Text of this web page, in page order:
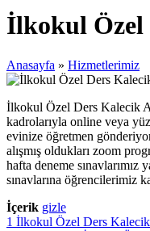
İlkokul Özel
Anasayfa » Hizmetlerimiz
İlkokul Özel Ders Kalecik
kadrolarıyla online veya
evinize öğretmen
alışmış oldukları zoom
hafta deneme sınavlarımız
sınavlarına öğrencilerimiz
İçerik gizle
1 İlkokul Özel Ders Kalecik